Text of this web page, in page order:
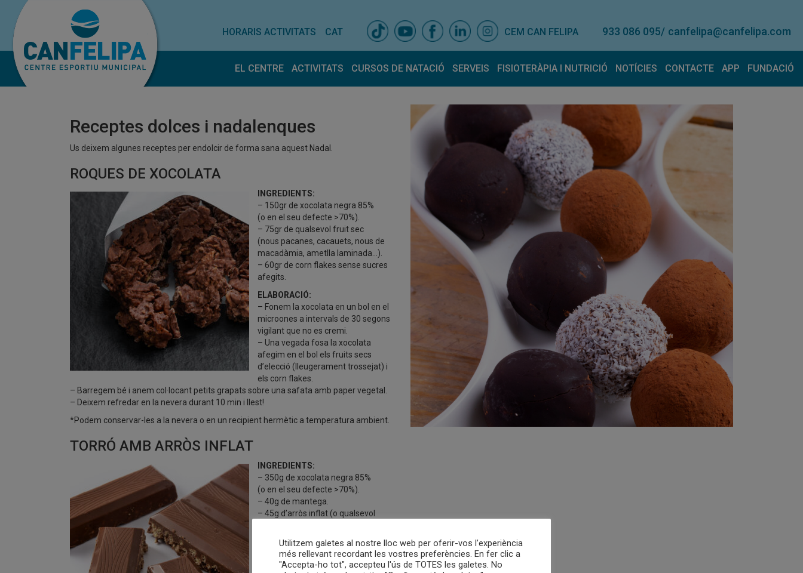
HORARIS ACTIVITATS CAT CEM CAN FELIPA 933 086 095/ canfelipa@canfelipa.com
EL CENTRE
Treballa amb nosaltres
Subvencions atur
ACTIVITATS CURSOS DE NATACIÓ SERVEIS FISIOTERÀPIA I NUTRICIÓ NOTÍCIES CONTACTE APP FUNDACIÓ
Receptes dolces i nadalenques
Us deixem algunes receptes per endolcir de forma sana aquest Nadal.
ROQUES DE XOCOLATA
INGREDIENTS:
– 150gr de xocolata negra 85%
(o en el seu defecte >70%).
– 75gr de qualsevol fruit sec
(nous pacanes, cacauets, nous de
macadàmia, ametlla laminada…).
– 60gr de corn flakes sense sucres
afegits.
ELABORACIÓ:
– Fonem la xocolata en un bol en el
microones a intervals de 30 segons
vigilant que no es cremi.
– Una vegada fosa la xocolata
afegim en el bol els fruits secs
d’elecció (lleugerament trossejat) i
els corn flakes.
– Barregem bé i anem col·locant petits grapats sobre una safata amb paper vegetal.
– Deixem refredar en la nevera durant 10 min i llest!
*Podem conservar-les a la nevera o en un recipient hermètic a temperatura ambient.
TORRÓ AMB ARRÒS INFLAT
INGREDIENTS:
– 350g de xocolata negra 85%
(o en el seu defecte >70%).
– 40g de mantega.
– 45g d’arròs inflat (o qualsevol
ELABORACIÓ:
-Trossejar la xocolata i incorporar-la
Utilitzem galetes al nostre lloc web per oferir-vos l’experiència
més rellevant recordant les vostres preferències. En fer clic a
"Accepta-ho tot", accepteu l'ús de TOTES les galetes. No